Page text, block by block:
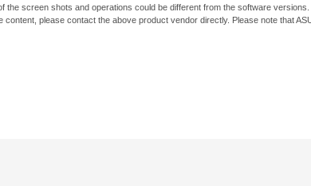
screen shots and operations could be different from the software versions.
please contact the above product vendor directly. Please note that